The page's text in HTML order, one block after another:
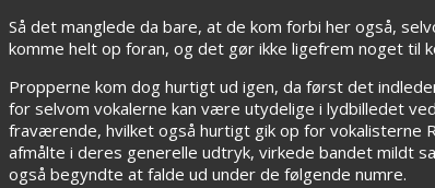
Så det manglede da bare, at de kom forbi her også,
komme helt op foran, og det gør ikke ligefrem noget til
Propperne kom dog hurtigt ud igen, da først det
for selvom vokalerne kan være utydelige i lydbilledet
fraværende, hvilket også hurtigt gik op for vokalisterne
afmålte i deres generelle udtryk, virkede bandet mildt
også begyndte at falde ud under de følgende numre.